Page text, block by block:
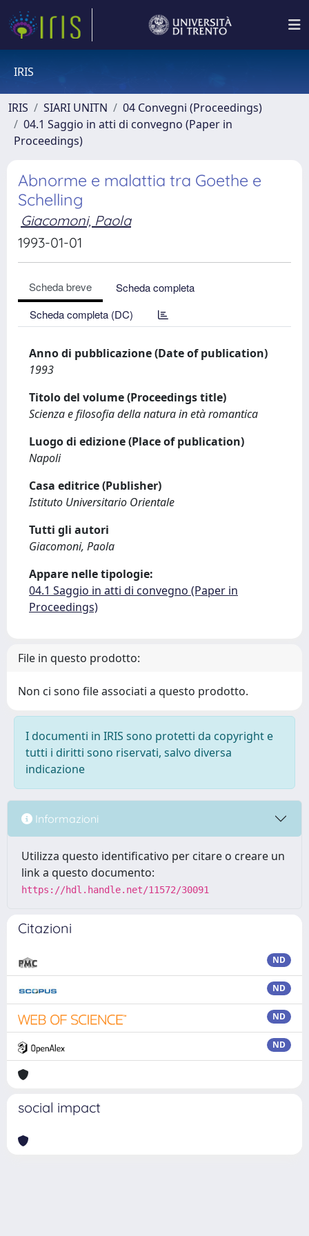
IRIS
IRIS SIARI UNITN
04 Convegni (Proceedings)
04.1 Saggio in atti di convegno (Paper in
Proceedings)
Abnorme e malattia tra Goethe e
Schelling
Giacomoni, Paola
1993-01-01
Scheda breve
Scheda completa
Scheda completa (DC)
Anno di pubblicazione (Date of publication)
1993
Titolo del volume (Proceedings title)
Scienza e filosofia della natura in età romantica
Luogo di edizione (Place of publication)
Napoli
Casa editrice (Publisher)
Istituto Universitario Orientale
Tutti gli autori
Giacomoni, Paola
Appare nelle tipologie:
04.1 Saggio in atti di convegno (Paper in
Proceedings)
File in questo prodotto:
Non ci sono file associati a questo prodotto.
I documenti in IRIS sono protetti da copyright e
tutti i diritti sono riservati, salvo diversa
indicazione
Informazioni
Utilizza questo identificativo per citare o creare un
link a questo documento:
https://hdl.handle.net/11572/30091
Citazioni
ND
ND
ND
ND
social impact